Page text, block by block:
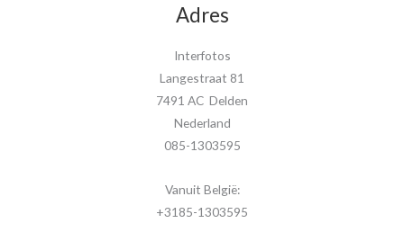
Adres
Interfotos
Langestraat 81
7491 AC Delden
Nederland
085-1303595
Vanuit België:
+3185-1303595